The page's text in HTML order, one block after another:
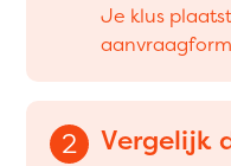
Je klus
2 Vergelijk